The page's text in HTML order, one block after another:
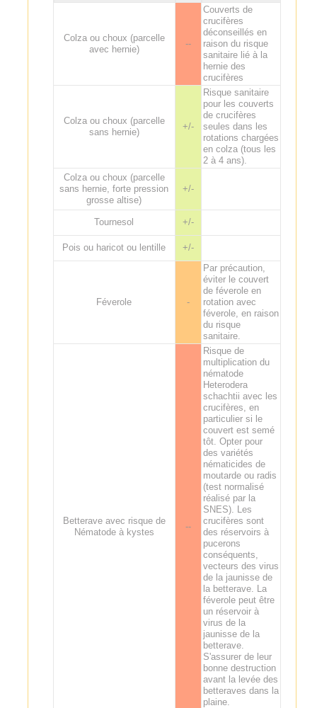
Colza ou choux (parcelle
avec hernie)
--
Couverts de
crucifères
déconseillés en
raison du risque
sanitaire lié à la
hernie des
crucifères
Colza ou choux (parcelle
sans hernie)
+/-
Risque sanitaire
pour les couverts
de crucifères
seules dans les
rotations chargées
en colza (tous les
2 à 4 ans).
Colza ou choux (parcelle
sans hernie, forte pression
grosse altise)
+/-
Tournesol +/-
Pois ou haricot ou lentille +/-
Féverole -
Par précaution,
éviter le couvert
de féverole en
rotation avec
féverole, en raison
du risque
sanitaire.
Betterave avec risque de
Nématode à kystes
--
Risque de
multiplication du
nématode
Heterodera
schachtii avec les
crucifères, en
particulier si le
couvert est semé
tôt. Opter pour
des variétés
nématicides de
moutarde ou radis
(test normalisé
réalisé par la
SNES). Les
crucifères sont
des réservoirs à
pucerons
conséquents,
vecteurs des virus
de la jaunisse de
la betterave. La
féverole peut être
un réservoir à
virus de la
jaunisse de la
betterave.
S'assurer de leur
bonne destruction
avant la levée des
betteraves dans la
plaine.